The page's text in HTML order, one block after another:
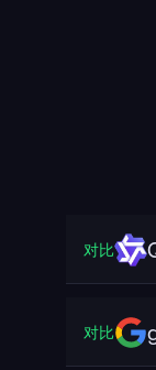
对比
对比